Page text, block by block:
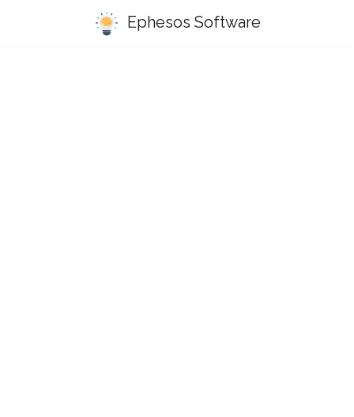
Ephesos Software